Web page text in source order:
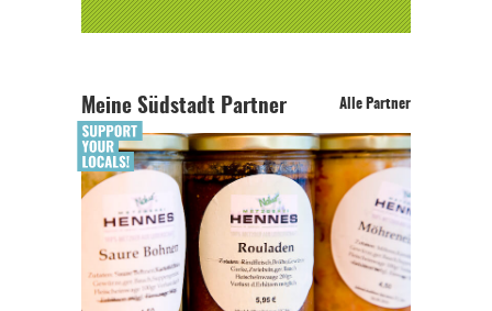
Meine Südstadt Partner Alle Partner